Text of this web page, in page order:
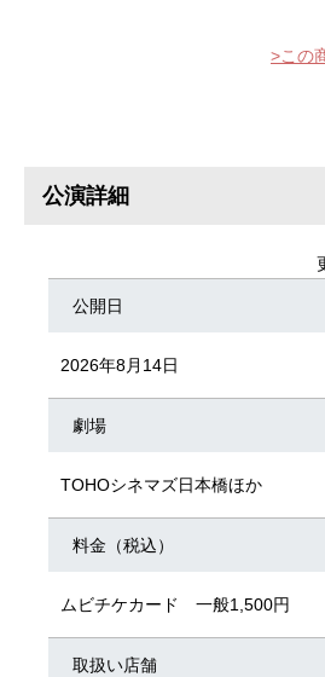
この
公演詳細
公開日
2026年8月14日
劇場
TOHOシネマズ日本橋ほか
料金（税込）
ムビチケカード 一般1,500円
取扱い店舗